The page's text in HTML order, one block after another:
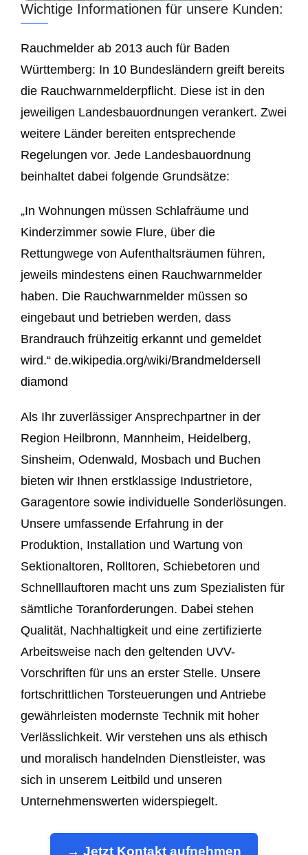
Wichtige Informationen für unsere Kunden:
Rauchmelder ab 2013 auch für Baden
Württemberg: In 10 Bundesländern greift bereits
die Rauchwarnmelderpflicht. Diese ist in den
jeweiligen Landesbauordnungen verankert. Zwei
weitere Länder bereiten entsprechende
Regelungen vor. Jede Landesbauordnung
beinhaltet dabei folgende Grundsätze:
„In Wohnungen müssen Schlafräume und
Kinderzimmer sowie Flure, über die
Rettungwege von Aufenthaltsräumen führen,
jeweils mindestens einen Rauchwarnmelder
haben. Die Rauchwarnmelder müssen so
eingebaut und betrieben werden, dass
Brandrauch frühzeitig erkannt und gemeldet
wird.“ de.wikipedia.org/wiki/Brandmeldersell
diamond
Als Ihr zuverlässiger Ansprechpartner in der
Region Heilbronn, Mannheim, Heidelberg,
Sinsheim, Odenwald, Mosbach und Buchen
bieten wir Ihnen erstklassige Industrietore,
Garagentore sowie individuelle Sonderlösungen.
Unsere umfassende Erfahrung in der
Produktion, Installation und Wartung von
Sektionaltoren, Rolltoren, Schiebetoren und
Schnelllauftoren macht uns zum Spezialisten für
sämtliche Toranforderungen. Dabei stehen
Qualität, Nachhaltigkeit und eine zertifizierte
Arbeitsweise nach den geltenden UVV-
Vorschriften für uns an erster Stelle. Unsere
fortschrittlichen Torsteuerungen und Antriebe
gewährleisten modernste Technik mit hoher
Verlässlichkeit. Wir verstehen uns als ethisch
und moralisch handelnden Dienstleister, was
sich in unserem Leitbild und unseren
Unternehmenswerten widerspiegelt.
→ Jetzt Kontakt aufnehmen